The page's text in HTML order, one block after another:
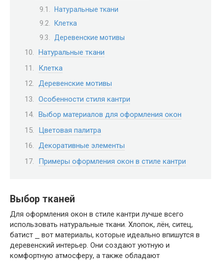
Натуральные ткани
Клетка
Деревенские мотивы
Натуральные ткани
Клетка
Деревенские мотивы
Особенности стиля кантри
Выбор материалов для оформления окон
Цветовая палитра
Декоративные элементы
Примеры оформления окон в стиле кантри
Выбор тканей
Для оформления окон в стиле кантри лучше всего
использовать натуральные ткани. Хлопок, лён, ситец,
батист ⎯ вот материалы, которые идеально впишутся в
деревенский интерьер. Они создают уютную и
комфортную атмосферу, а также обладают